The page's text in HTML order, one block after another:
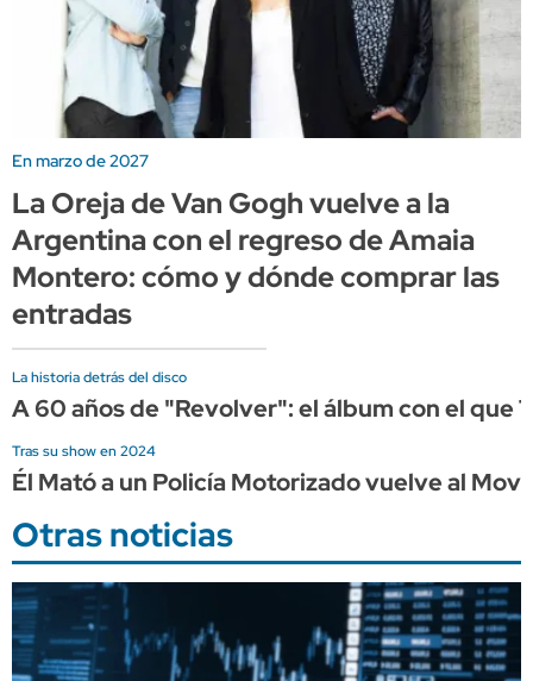
En marzo de 2027
La Oreja de Van Gogh vuelve a la
Argentina con el regreso de Amaia
Montero: cómo y dónde comprar las
entradas
La historia detrás del disco
A 60 años de "Revolver": el álbum con el que
Tras su show en 2024
Él Mató a un Policía Motorizado vuelve al
Otras noticias